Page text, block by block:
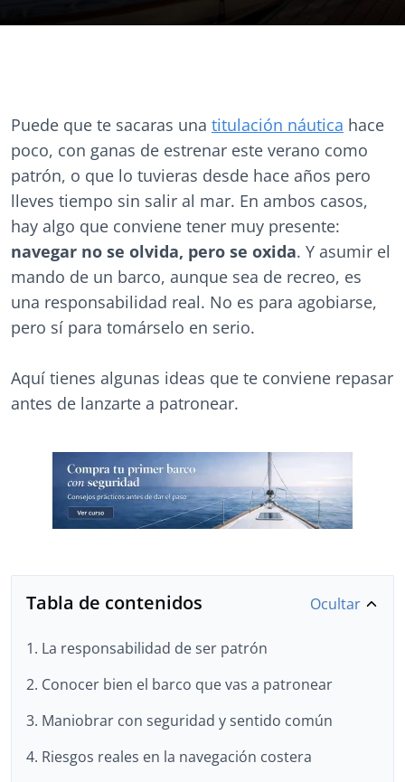
Puede que te sacaras una titulación náutica hace
poco, con ganas de estrenar este verano como
patrón, o que lo tuvieras desde hace años pero
lleves tiempo sin salir al mar. En ambos casos,
hay algo que conviene tener muy presente:
navegar no se olvida, pero se oxida. Y asumir el
mando de un barco, aunque sea de recreo, es
una responsabilidad real. No es para agobiarse,
pero sí para tomárselo en serio.
Aquí tienes algunas ideas que te conviene repasar
antes de lanzarte a patronear.
Tabla de contenidos Ocultar
1. La responsabilidad de ser patrón
2. Conocer bien el barco que vas a patronear
3. Maniobrar con seguridad y sentido común
4. Riesgos reales en la navegación costera